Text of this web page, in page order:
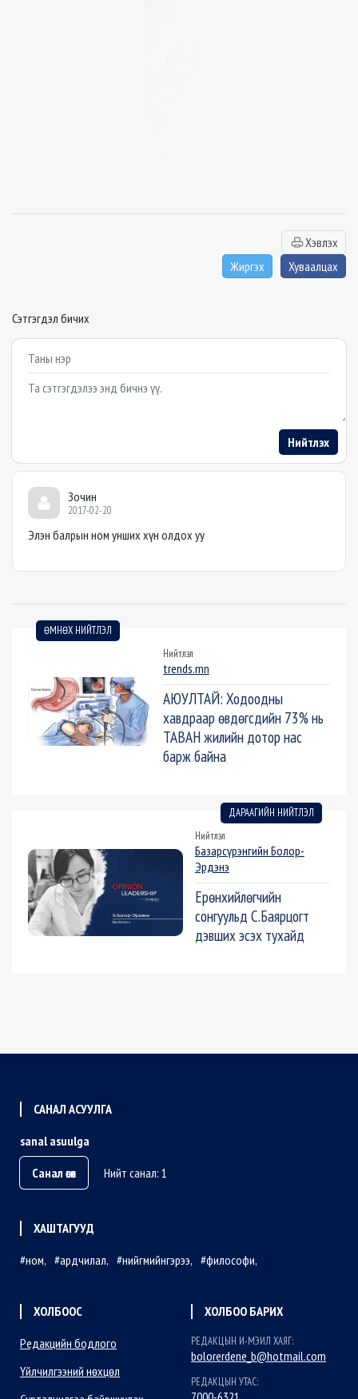
Хэвлэх
Жиргэх
Хуваалцах
Сэтгэгдэл бичих
Example textarea
Нийтлэх
Зочин
2017-02-20
Элэн балрын ном унших хүн олдох уу
ӨМНӨХ НИЙТЛЭЛ
Нийтлэл
trends.mn
АЮУЛТАЙ: Ходоодны
хавдраар өвдөгсдийн 73% нь
ТАВАН жилийн дотор нас
барж байна
ДАРААГИЙН НИЙТЛЭЛ
Нийтлэл
Базарсүрэнгийн Болор-
Эрдэнэ
Ерөнхийлөгчийн
сонгуульд С.Баярцогт
дэвших эсэх тухайд
САНАЛ АСУУЛГА
sanal asuulga
Санал өгөх
Нийт санал: 1
ХАШТАГУУД
ном
ардчилал нийгмийнгэрээ философи
ХОЛБООС
Редакцийн бодлого
Үйлчилгээний нөхцөл
ХОЛБОО БАРИХ
РЕДАКЦЫН И-МЭИЛ ХАЯГ:
bolorerdene_b@hotmail.com
РЕДАКЦЫН УТАС: